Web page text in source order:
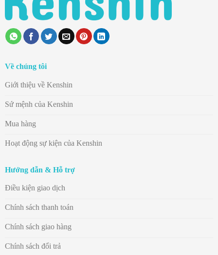
Về chúng tôi
Giới thiệu về Kenshin
Sứ mệnh của Kenshin
Mua hàng
Hoạt động sự kiện của Kenshin
Hướng dẫn & Hỗ trợ
Điều kiện giao dịch
Chính sách thanh toán
Chính sách giao hàng
Chính sách đổi trả